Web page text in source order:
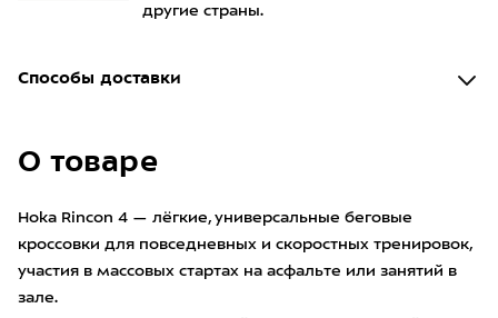
другие страны.
Способы доставки
О товаре
Hoka Rincon 4 — лёгкие, универсальные беговые
кроссовки для повседневных и скоростных тренировок,
участия в массовых стартах на асфальте или занятий в
зале.